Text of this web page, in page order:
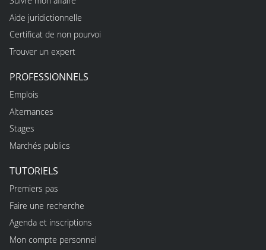
Aide juridictionnelle
Certificat de non pourvoi
Trouver un expert
PROFESSIONNELS
Emplois
Alternances
Stages
Marchés publics
TUTORIELS
Premiers pas
Faire une recherche
Agenda et inscriptions
Mon compte personnel